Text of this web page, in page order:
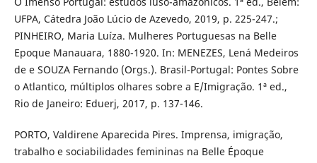
UFPA, Cátedra João Lúcio de Azevedo, 2019, p. 225-247.;
PINHEIRO, Maria Luíza. Mulheres Portuguesas na Belle
Epoque Manauara, 1880-1920. In: MENEZES, Lená Medeiros
de e SOUZA Fernando (Orgs.). Brasil-Portugal: Pontes Sobre
o Atlantico, múltiplos olhares sobre a E/Imigração. 1ª ed.,
Rio de Janeiro: Eduerj, 2017, p. 137-146.
PORTO, Valdirene Aparecida Pires. Imprensa, imigração,
trabalho e sociabilidades femininas na Belle Époque